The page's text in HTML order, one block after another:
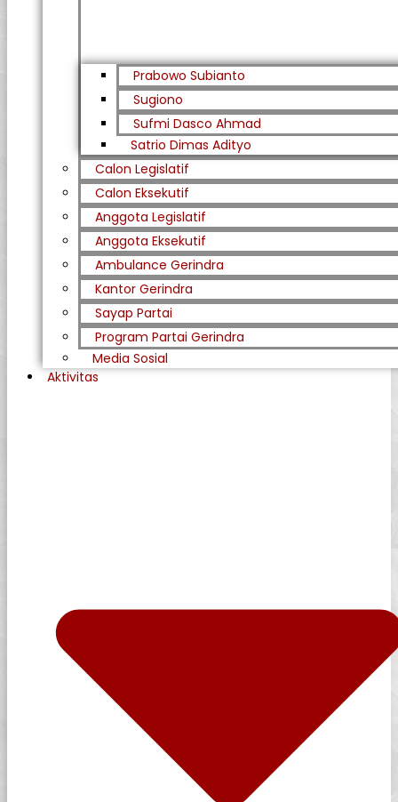
Prabowo Subianto
Sugiono
Sufmi Dasco Ahmad
Satrio Dimas Adityo
Calon Legislatif
Calon Eksekutif
Anggota Legislatif
Anggota Eksekutif
Ambulance Gerindra
Kantor Gerindra
Sayap Partai
Program Partai Gerindra
Media Sosial
Aktivitas